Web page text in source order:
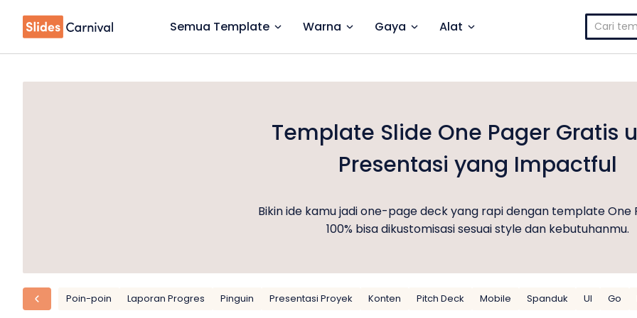
Semua Template Warna Gaya Alat
Cari
untuk:
Template Slide One Pager Gratis
Presentasi yang Impactful
Bikin ide kamu jadi one-page deck yang rapi dengan template One
100% bisa dikustomisasi sesuai style dan kebutuhanmu.
Poin-poin Laporan Progres Pinguin Presentasi Proyek Konten Pitch Deck Mobile Spanduk UI Go